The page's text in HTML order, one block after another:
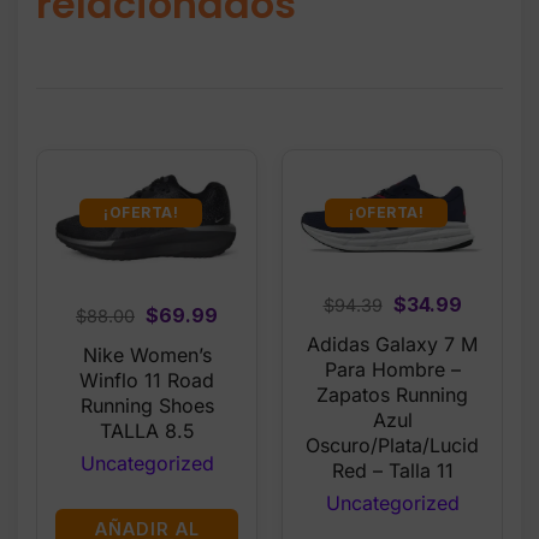
¡OFERTA!
$88.00 Original
price
was:
$88.00.
$69.99
Nike Women’s
Winflo 11 Road
Running Shoes
TALLA 8.5
Uncategorized
AÑADIR AL
¡OFERTA!
$94.39
Original
price
was:
$94.39.
$34.99Current
price
$34.99.
Adidas Galaxy 7 M
Para Hombre –
Zapatos Running
Azul
Oscuro/Plata/Lucid
Red – Talla 11
Uncategorized